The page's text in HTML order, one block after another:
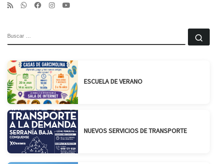
ESCUELA DE VERANO
NUEVOS SERVICIOS DE TRANSPORTE